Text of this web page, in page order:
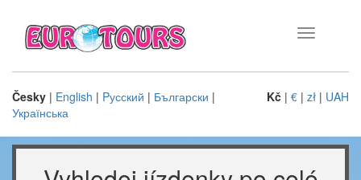
Toggle
Česky | English | Pусский | Български |
Українська
Kč| €| zł| UAH